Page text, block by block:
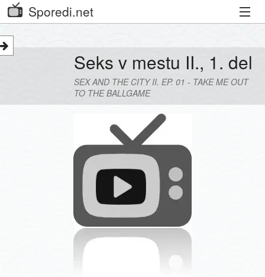
Sporedi.net
Priljubljeni kanali
Seks v mestu II., 1. del
SEX AND THE CITY II. EP. 01 - TAKE ME OUT
TO THE BALLGAME